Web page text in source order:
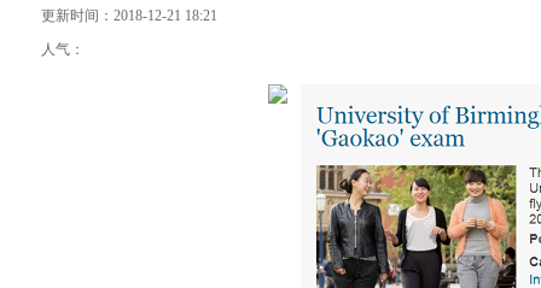
高考成绩
更新时间：2018-12-21 18:21
人气：